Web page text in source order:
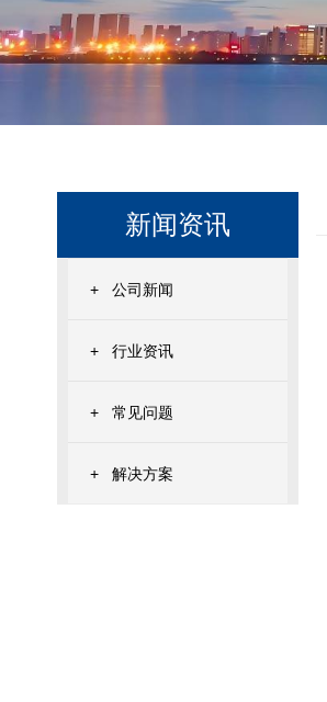
新闻资讯
+ 公司新闻
+ 行业资讯
+ 常见问题
+ 解决方案